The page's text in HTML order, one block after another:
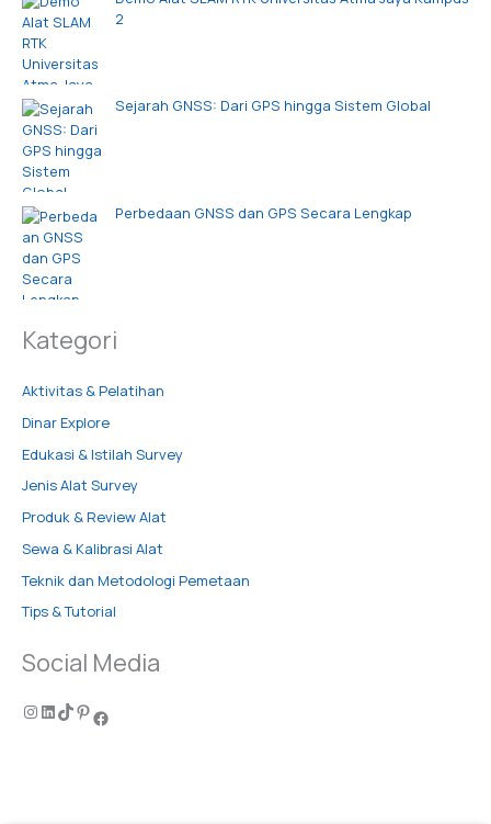
2
Sejarah GNSS: Dari GPS hingga Sistem Global
Perbedaan GNSS dan GPS Secara Lengkap
Kategori
Aktivitas & Pelatihan
Dinar Explore
Edukasi & Istilah Survey
Jenis Alat Survey
Produk & Review Alat
Sewa & Kalibrasi Alat
Teknik dan Metodologi Pemetaan
Tips & Tutorial
Social Media